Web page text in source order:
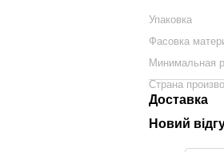
Упаковка
Фасовка
Минимальная
Страна
Доставка
Новий